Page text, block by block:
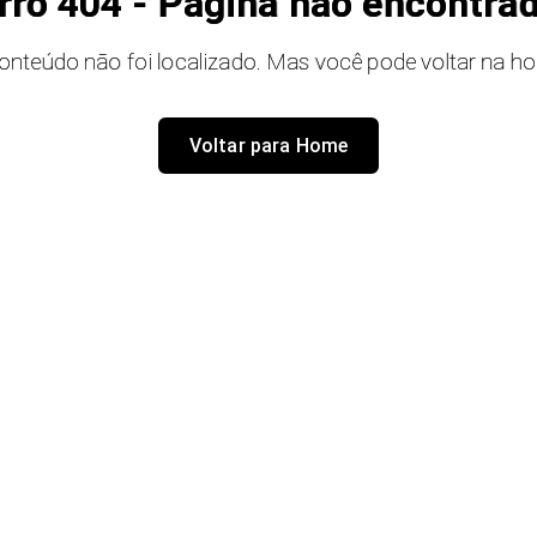
não foi localizado. Mas você pode voltar na
Voltar para Home